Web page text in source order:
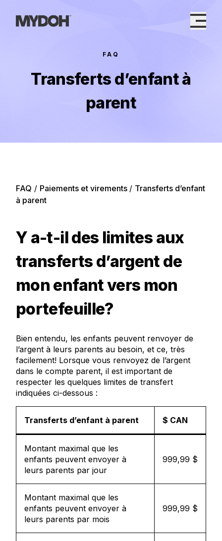
content
FAQ
Transferts d’enfant à
parent
FAQ / Paiements et virements / Transferts d’enfant
à parent
Y a-t-il des limites aux
transferts d’argent de
mon enfant vers mon
portefeuille?
Bien entendu, les enfants peuvent renvoyer de
l’argent à leurs parents au besoin, et ce, très
facilement! Lorsque vous renvoyez de l’argent
dans le compte parent, il est important de
respecter les quelques limites de transfert
indiquées ci-dessous :
Transferts d’enfant à parent $ CAN
Montant maximal que les
enfants peuvent envoyer à
leurs parents par jour
999,99 $
Montant maximal que les
enfants peuvent envoyer à
leurs parents par mois
999,99 $